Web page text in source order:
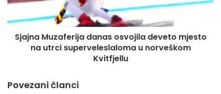
na
superveleslaloma
norveškom
Sjajna Muzaferija danas osvojila deveto mjesto
na utrci superveleslaloma u norveškom
Kvitfjellu
Povezani članci